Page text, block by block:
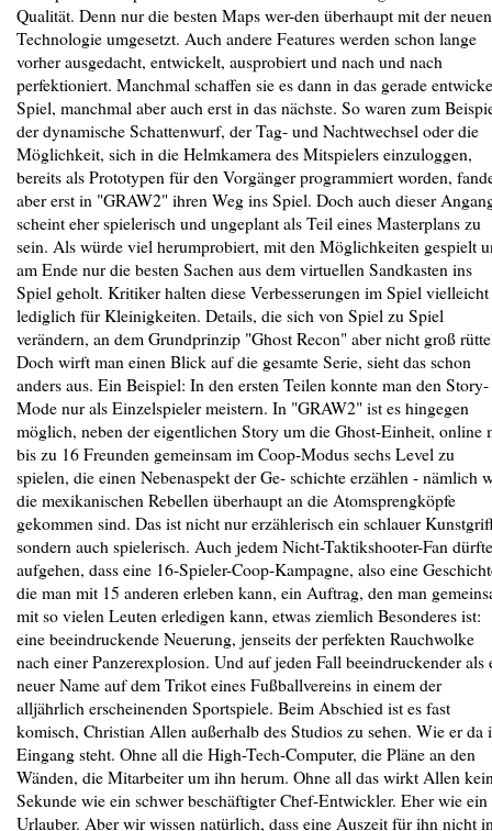
Qualität. Denn nur die besten Maps wer-den überhaupt mit der neuen
Technologie umgesetzt. Auch andere Features werden schon lange
vorher ausgedacht, entwickelt, ausprobiert und nach und nach
perfektioniert. Manchmal schaffen sie es dann in das gerade
Spiel, manchmal aber auch erst in das nächste. So waren zum
der dynamische Schattenwurf, der Tag- und Nachtwechsel oder die
Möglichkeit, sich in die Helmkamera des Mitspielers einzuloggen,
bereits als Prototypen für den Vorgänger programmiert worden,
aber erst in "GRAW2" ihren Weg ins Spiel. Doch auch dieser
scheint eher spielerisch und ungeplant als Teil eines Masterplans zu
sein. Als würde viel herumprobiert, mit den Möglichkeiten gespielt
am Ende nur die besten Sachen aus dem virtuellen Sandkasten ins
Spiel geholt. Kritiker halten diese Verbesserungen im Spiel vielleicht
lediglich für Kleinigkeiten. Details, die sich von Spiel zu Spiel
verändern, an dem Grundprinzip "Ghost Recon" aber nicht groß
Doch wirft man einen Blick auf die gesamte Serie, sieht das schon
anders aus. Ein Beispiel: In den ersten Teilen konnte man den Story-
Mode nur als Einzelspieler meistern. In "GRAW2" ist es hingegen
möglich, neben der eigentlichen Story um die Ghost-Einheit, online
bis zu 16 Freunden gemeinsam im Coop-Modus sechs Level zu
spielen, die einen Nebenaspekt der Ge- schichte erzählen - nämlich
die mexikanischen Rebellen überhaupt an die Atomsprengköpfe
gekommen sind. Das ist nicht nur erzählerisch ein schlauer
sondern auch spielerisch. Auch jedem Nicht-Taktikshooter-Fan dürfte
aufgehen, dass eine 16-Spieler-Coop-Kampagne, also eine
die man mit 15 anderen erleben kann, ein Auftrag, den man
mit so vielen Leuten erledigen kann, etwas ziemlich Besonderes ist:
eine beeindruckende Neuerung, jenseits der perfekten Rauchwolke
nach einer Panzerexplosion. Und auf jeden Fall beeindruckender als
neuer Name auf dem Trikot eines Fußballvereins in einem der
alljährlich erscheinenden Sportspiele. Beim Abschied ist es fast
komisch, Christian Allen außerhalb des Studios zu sehen. Wie er da
Eingang steht. Ohne all die High-Tech-Computer, die Pläne an den
Wänden, die Mitarbeiter um ihn herum. Ohne all das wirkt Allen
Sekunde wie ein schwer beschäftigter Chef-Entwickler. Eher wie ein
Urlauber. Aber wir wissen natürlich, dass eine Auszeit für ihn nicht